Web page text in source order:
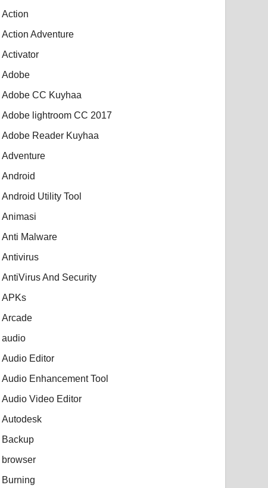
Action
Action Adventure
Activator
Adobe
Adobe CC Kuyhaa
Adobe lightroom CC 2017
Adobe Reader Kuyhaa
Adventure
Android
Android Utility Tool
Animasi
Anti Malware
Antivirus
AntiVirus And Security
APKs
Arcade
audio
Audio Editor
Audio Enhancement Tool
Audio Video Editor
Autodesk
Backup
browser
Burning